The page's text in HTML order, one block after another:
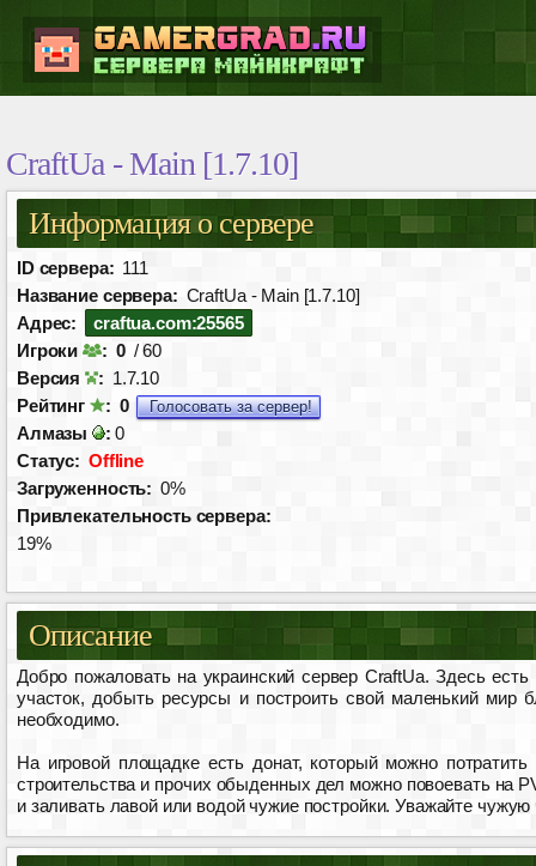
CraftUa - Main [1.7.10]
Информация о сервере
ID сервера: 111
Название сервера: CraftUa - Main [1.7.10]
Адрес:
craftua.com:25565
Игроки
: 0 / 60
Версия
: 1.7.10
Рейтинг
: 0 Голосовать за сервер!
Алмазы : 0
Статус: Offline
Загруженность: 0%
Привлекательность сервера:
19%
Описание
Добро пожаловать на украинский сервер CraftUa. Здесь
участок, добыть ресурсы и построить свой маленький мир
необходимо.
На игровой площадке есть донат, который можно
строительства и прочих обыденных дел можно повоевать на
и заливать лавой или водой чужие постройки. Уважайте